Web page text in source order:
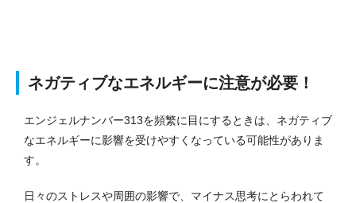
ネガティブなエネルギーに注意が必要！
エンジェルナンバー313を頻繁に目にするときは、ネガティブ
なエネルギーに影響を受けやすくなっている可能性がありま
す。
日々のストレスや周囲の影響で、マイナス思考にとらわれて